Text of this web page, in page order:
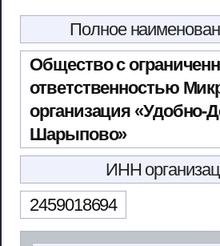
Полное
Общество с
ответственностью
организация «Удобно-
Шарыпово»
ИНН
2459018694